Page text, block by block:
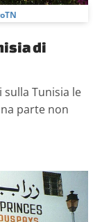
di
Tunisia le
parte non